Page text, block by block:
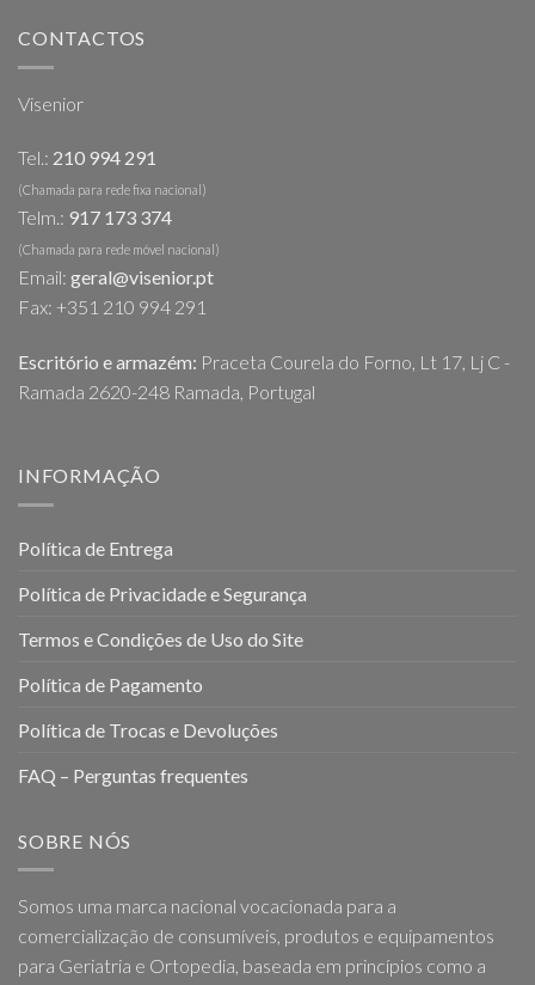
CONTACTOS
Visenior
Tel.: 210 994 291
(Chamada para rede fixa nacional)
Telm.: 917 173 374
(Chamada para rede móvel nacional)
Email: geral@visenior.pt
Fax: +351 210 994 291
Escritório e armazém: Praceta Courela do Forno, Lt 17, Lj C -
Ramada 2620-248 Ramada, Portugal
INFORMAÇÃO
Política de Entrega
Política de Privacidade e Segurança
Termos e Condições de Uso do Site
Política de Pagamento
Política de Trocas e Devoluções
FAQ – Perguntas frequentes
SOBRE NÓS
Somos uma marca nacional vocacionada para a
comercialização de consumíveis, produtos e equipamentos
para Geriatria e Ortopedia, baseada em princípios como a